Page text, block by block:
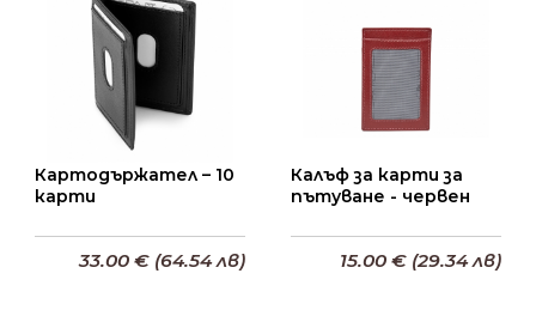
Картодържател – 10
карти
33.00 € (64.54 лв)
Калъф за карти за
пътуване - червен
15.00 € (29.34 лв)